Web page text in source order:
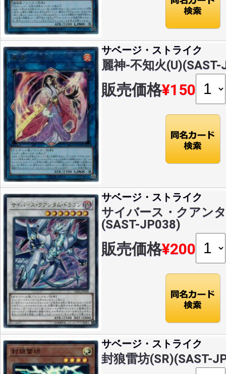
サベージ・ストライク
麗神-不知火
販売価格¥150
サベージ・ストライク
サイバース・クアン
(SAST-JP038)
販売価格¥200
サベージ・ストライク
封狼雷坊(SR)(SAST-